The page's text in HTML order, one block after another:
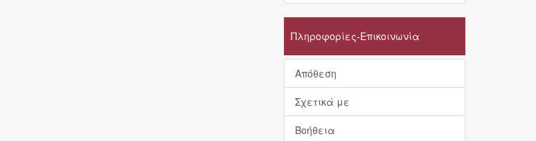
Πληροφορίες-Επικοινωνία
Απόθεση
Σχετικά με
Βοήθεια